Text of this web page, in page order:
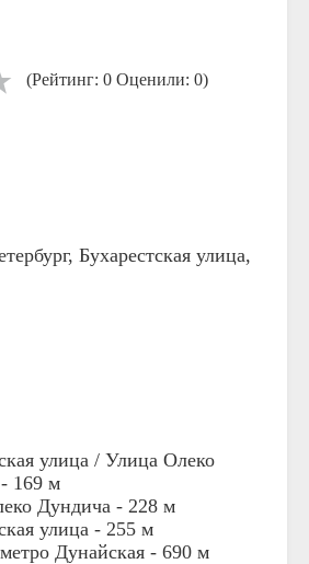
(Рейтинг: 0 Оценили: 0)
Бухарестская улица,
улица / Улица Олеко
169 м
Дундича - 228 м
улица - 255 м
Дунайская - 690 м